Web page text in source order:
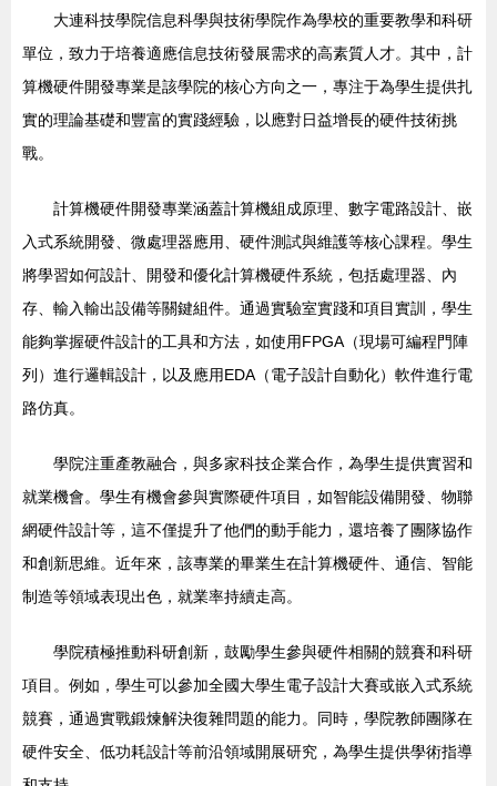
大連科技學院信息科學與技術學院作為學校的重要教學和科研
單位，致力于培養適應信息技術發展需求的高素質人才。其中，計
算機硬件開發專業是該學院的核心方向之一，專注于為學生提供扎
實的理論基礎和豐富的實踐經驗，以應對日益增長的硬件技術挑
戰。
計算機硬件開發專業涵蓋計算機組成原理、數字電路設計、嵌
入式系統開發、微處理器應用、硬件測試與維護等核心課程。學生
將學習如何設計、開發和優化計算機硬件系統，包括處理器、內
存、輸入輸出設備等關鍵組件。通過實驗室實踐和項目實訓，學生
能夠掌握硬件設計的工具和方法，如使用FPGA（現場可編程門陣
列）進行邏輯設計，以及應用EDA（電子設計自動化）軟件進行電
路仿真。
學院注重產教融合，與多家科技企業合作，為學生提供實習和
就業機會。學生有機會參與實際硬件項目，如智能設備開發、物聯
網硬件設計等，這不僅提升了他們的動手能力，還培養了團隊協作
和創新思維。近年來，該專業的畢業生在計算機硬件、通信、智能
制造等領域表現出色，就業率持續走高。
學院積極推動科研創新，鼓勵學生參與硬件相關的競賽和科研
項目。例如，學生可以參加全國大學生電子設計大賽或嵌入式系統
競賽，通過實戰鍛煉解決復雜問題的能力。同時，學院教師團隊在
硬件安全、低功耗設計等前沿領域開展研究，為學生提供學術指導